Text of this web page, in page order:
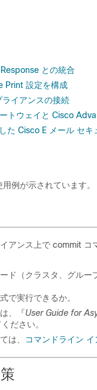
との統合
Print 設定を構成
イアンスの接続
トウェイと Cisco
た Cisco E メール セ
例が示されています
アンス上で commit コ
ド（クラスタ、グルー
で実行できるか。
、『User Guide for
ださい。
は、
コマンドライン